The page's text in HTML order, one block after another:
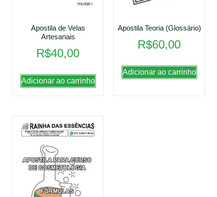
Apostila de Velas
Artesanais
R$40,00
Adicionar ao carrinho
Apostila Teoria (Glossário)
R$60,00
Adicionar ao carrinho